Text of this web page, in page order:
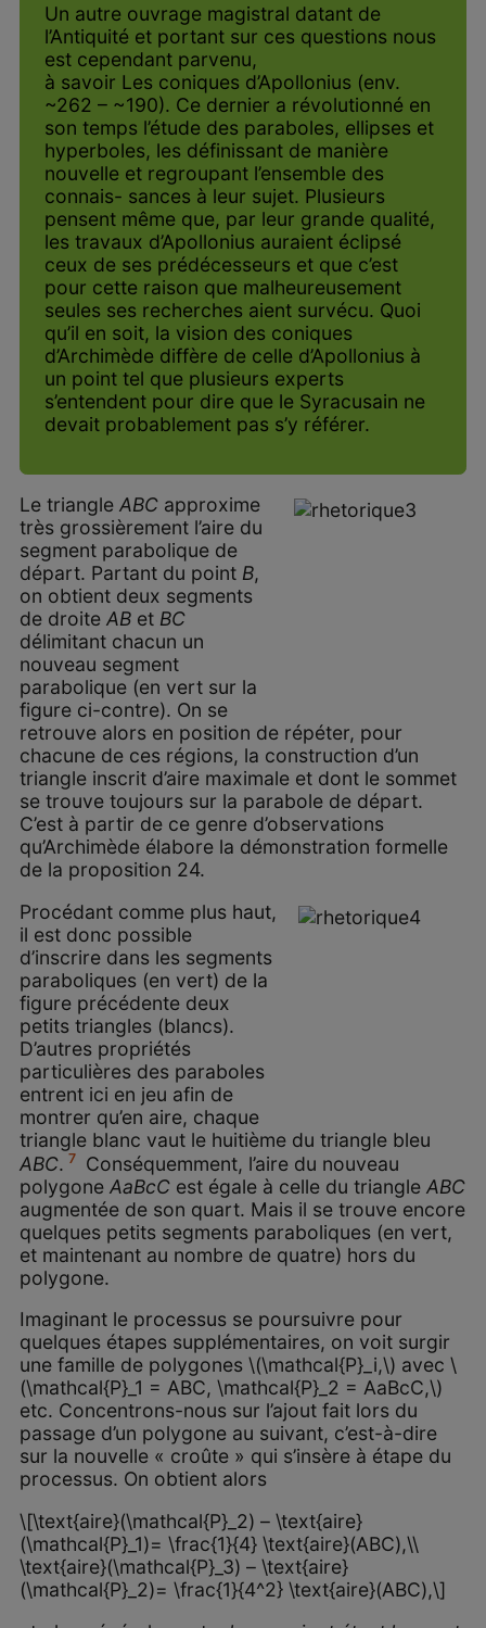
Un autre ouvrage magistral datant de
l’Antiquité et portant sur ces questions nous
est cependant parvenu,
à savoir Les coniques d’Apollonius (env.
~262 – ~190). Ce dernier a révolutionné en
son temps l’étude des paraboles, ellipses et
hyperboles, les définissant de manière
nouvelle et regroupant l’ensemble des
connais- sances à leur sujet. Plusieurs
pensent même que, par leur grande qualité,
les travaux d’Apollonius auraient éclipsé
ceux de ses prédécesseurs et que c’est
pour cette raison que malheureusement
seules ses recherches aient survécu. Quoi
qu’il en soit, la vision des coniques
d’Archimède diffère de celle d’Apollonius à
un point tel que plusieurs experts
s’entendent pour dire que le Syracusain ne
devait probablement pas s’y référer.
Le triangle ABCapproxime
très grossièrement l’aire du
segment parabolique de
départ. Partant du point B,
on obtient deux segments
de droite ABet BC
délimitant chacun un
nouveau segment
parabolique (en vert sur la
figure ci-contre). On se
retrouve alors en position de répéter, pour
chacune de ces régions, la construction d’un
triangle inscrit d’aire maximale et dont le sommet
se trouve toujours sur la parabole de départ.
C’est à partir de ce genre d’observations
qu’Archimède élabore la démonstration formelle
de la proposition 24.
Procédant comme plus haut,
il est donc possible
d’inscrire dans les segments
paraboliques (en vert) de la
figure précédente deux
petits triangles (blancs).
D’autres propriétés
particulières des paraboles
entrent ici en jeu afin de
montrer qu’en aire, chaque
triangle blanc vaut le huitième du triangle bleu
ABC. 7
Conséquemment, l’aire du nouveau
polygone AaBcCest égale à celle du triangle ABC
augmentée de son quart. Mais il se trouve encore
quelques petits segments paraboliques (en vert,
et maintenant au nombre de quatre) hors du
polygone.
Imaginant le processus se poursuivre pour
quelques étapes supplémentaires, on voit surgir
une famille de polygones \(\mathcal{P}_i,\) avec \
(\mathcal{P}_1 = ABC, \mathcal{P}_2 = AaBcC,\)
etc. Concentrons-nous sur l’ajout fait lors du
passage d’un polygone au suivant, c’est-à-dire
sur la nouvelle « croûte » qui s’insère à étape du
processus. On obtient alors
\[\text{aire}(\mathcal{P}_2) – \text{aire}
(\mathcal{P}_1)= \frac{1}{4} \text{aire}(ABC),\\
\text{aire}(\mathcal{P}_3) – \text{aire}
(\mathcal{P}_2)= \frac{1}{4^2} \text{aire}(ABC),\]